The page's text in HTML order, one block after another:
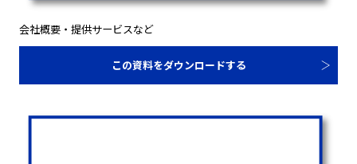
会社概要・提供サービスなど
この資料をダウンロードする